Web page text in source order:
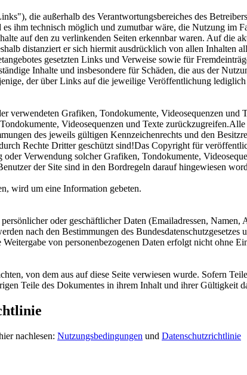
die außerhalb des Verantwortungsbereiches des
ihm technisch möglich und zumutbar wäre, die Nutzung im
auf den zu verlinkenden Seiten erkennbar waren. Auf die
distanziert er sich hiermit ausdrücklich von allen Inhalten
gesetzten Links und Verweise sowie für
Inhalte und insbesondere für Schäden, die aus der
der über Links auf die jeweilige Veröffentlichung
verwendeten Grafiken, Tondokumente, Videosequenzen und
Videosequenzen und Texte
des jeweils gültigen Kennzeichenrechts und den
Rechte Dritter geschützt sind!Das Copyright für
Verwendung solcher Grafiken, Tondokumente,
der Site sind in den Bordregeln darauf hingewiesen
wird um eine Information gebeten.
oder geschäftlicher Daten (Emailadressen, Namen,
nach den Bestimmungen des
von personenbezogenen Daten erfolgt nicht ohne
von dem aus auf diese Seite verwiesen wurde. Sofern
Teile des Dokumentes in ihrem Inhalt und ihrer Gültigkeit
nachlesen: Nutzungsbedingungen und Datenschutzrichtlinie